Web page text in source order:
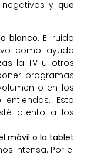
y que
blanco. El ruido
como ayuda
la TV u otros
programas
o en los
Esto
atento a los
móvil o la tablet
intensa. Por el